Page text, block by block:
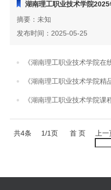
湖南理工职业技术学院
摘要：未知
发布时间：2025-05-25
共4条 1/1页 首 页 上